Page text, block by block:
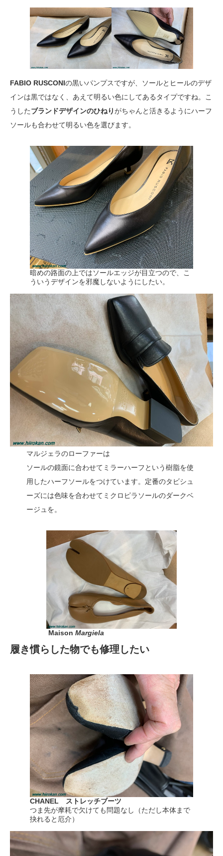
FABIO RUSCONIの黒いパンプスですが、ソールとヒールのデザ
インは黒ではなく、あえて明るい色にしてあるタイプですね。こ
うしたブランドデザインのひねりがちゃんと活きるようにハーフ
ソールも合わせて明るい色を選びます。
暗めの路面の上ではソールエッジが目立つので、こ
ういうデザインを邪魔しないようにしたい。
マルジェラのローファーは
ソールの鏡面に合わせてミラーハーフという樹脂を使
用したハーフソールをつけています。定番のタビシュ
ーズには色味を合わせてミクロピラソールのダークベ
ージュを。
Maison Margiela
履き慣らした物でも修理したい
CHANEL ストレッチブーツ
つま先が摩耗で欠けても問題なし（ただし本体まで
抉れると厄介）